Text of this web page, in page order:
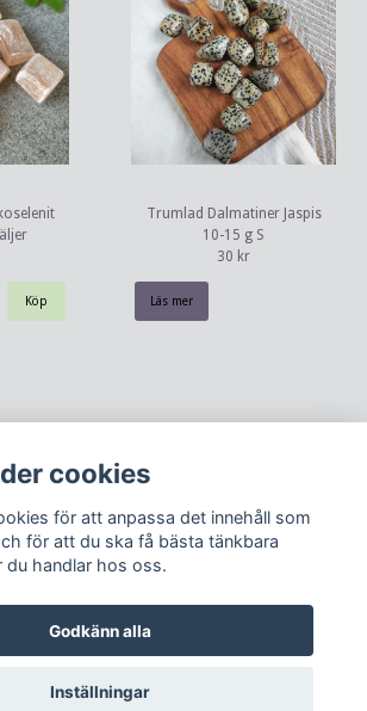
Trumlad Dalmatiner Jaspis
10-15 g S
30 kr
Läs mer
2026 Dunöras ting
cookies
för att anpassa det innehåll som
för att du ska få bästa tänkbara
du handlar hos oss.
Godkänn alla
Inställningar